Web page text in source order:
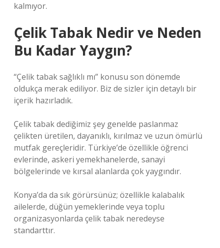
kalmıyor.
Çelik Tabak Nedir ve Neden
Bu Kadar Yaygın?
“Çelik tabak sağlıklı mı” konusu son dönemde
oldukça merak ediliyor. Biz de sizler için detaylı bir
içerik hazırladık.
Çelik tabak dediğimiz şey genelde paslanmaz
çelikten üretilen, dayanıklı, kırılmaz ve uzun ömürlü
mutfak gereçleridir. Türkiye’de özellikle öğrenci
evlerinde, askeri yemekhanelerde, sanayi
bölgelerinde ve kırsal alanlarda çok yaygındır.
Konya’da da sık görürsünüz; özellikle kalabalık
ailelerde, düğün yemeklerinde veya toplu
organizasyonlarda çelik tabak neredeyse
standarttır.